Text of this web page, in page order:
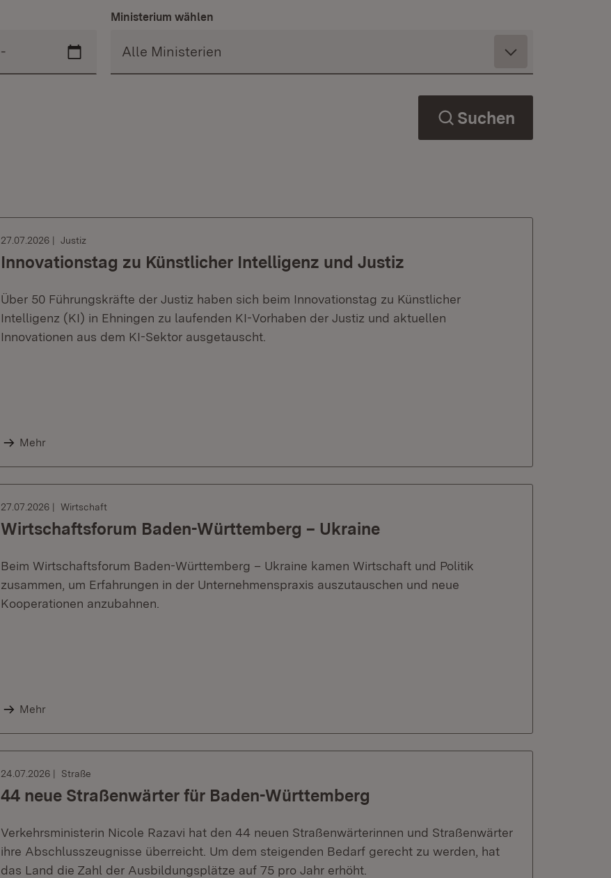
Ministerium wählen
Suchen
27.07.2026 Justiz
Innovationstag zu Künstlicher Intelligenz und Justiz
Über 50 Führungskräfte der Justiz haben sich beim Innovationstag zu Künstlicher
Intelligenz (KI) in Ehningen zu laufenden KI-Vorhaben der Justiz und aktuellen
Innovationen aus dem KI-Sektor ausgetauscht.
Mehr
27.07.2026 Wirtschaft
Wirtschaftsforum Baden-Württemberg – Ukraine
Beim Wirtschaftsforum Baden-Württemberg – Ukraine kamen Wirtschaft und Politik
zusammen, um Erfahrungen in der Unternehmenspraxis auszutauschen und neue
Kooperationen anzubahnen.
Mehr
24.07.2026 Straße
44 neue Straßenwärter für Baden-Württemberg
Verkehrsministerin Nicole Razavi hat den 44 neuen Straßenwärterinnen und Straßenwärter
ihre Abschlusszeugnisse überreicht. Um dem steigenden Bedarf gerecht zu werden, hat
das Land die Zahl der Ausbildungsplätze auf 75 pro Jahr erhöht.